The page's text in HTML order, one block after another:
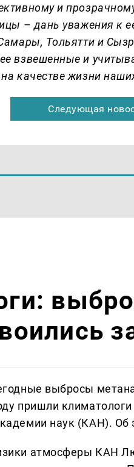
и
– дань уважения к
Тольятти и
взвешенные и
качестве жизни
Следующая
выбросы
пришли
наук (КАН). Об
атмосферы КАН